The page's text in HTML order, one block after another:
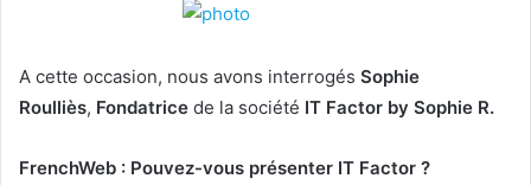
A cette occasion, nous avons interrogés Sophie
Roulliès, Fondatrice de la société IT Factor by Sophie R.
FrenchWeb : Pouvez-vous présenter IT Factor ?